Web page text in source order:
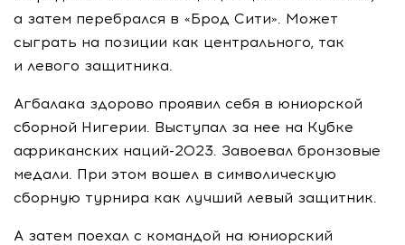
а затем перебрался в «Брод Сити». Может
сыграть на позиции как центрального, так
и левого защитника.
Агбалака здорово проявил себя в юниорской
сборной Нигерии. Выступал за нее на Кубке
африканских наций-2023. Завоевал бронзовые
медали. При этом вошел в символическую
сборную турнира как лучший левый защитник.
А затем поехал с командой на юниорский